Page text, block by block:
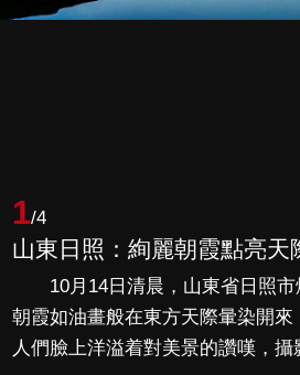
1/4
山東日照：絢麗朝霞點亮天
10月14日清晨，山東省日照市
朝霞如油畫般在東方天際暈染開來
人們臉上洋溢着對美景的讚嘆，